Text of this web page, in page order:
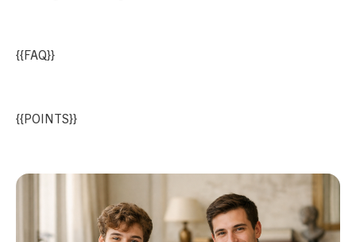
{{FAQ}}
{{POINTS}}